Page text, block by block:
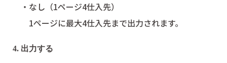
・なし（1ページ4仕入先）
1ページに最大4仕入先まで出力されます。
4. 出力する